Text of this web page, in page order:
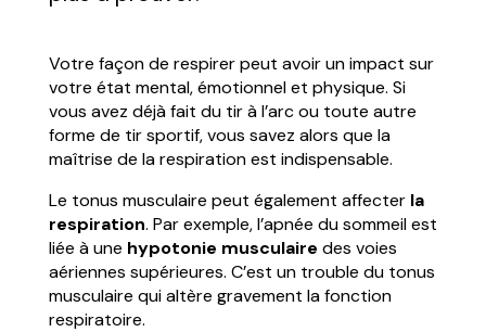
Votre façon de respirer peut avoir un impact sur
votre état mental, émotionnel et physique. Si
vous avez déjà fait du tir à l’arc ou toute autre
forme de tir sportif, vous savez alors que la
maîtrise de la respiration est indispensable.
Le tonus musculaire peut également affecter la
respiration. Par exemple, l’apnée du sommeil est
liée à une hypotonie musculaire des voies
aériennes supérieures. C’est un trouble du tonus
musculaire qui altère gravement la fonction
respiratoire.